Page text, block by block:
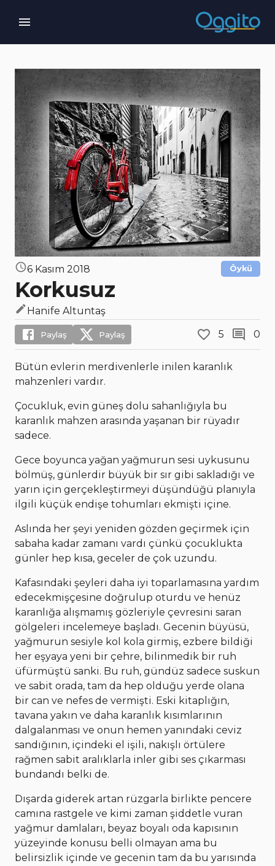
6 Kasım 2018 Öykü
Korkusuz
Hanife Altuntaş
Paylaş Paylaş 5 0
Bütün evlerin merdivenlerle inilen karanlık
mahzenleri vardır.
Çocukluk, evin güneş dolu sahanlığıyla bu
karanlık mahzen arasında yaşanan bir rüyadır
sadece.
Gece boyunca yağan yağmurun sesi uykusunu
bölmüş, günlerdir büyük bir sır gibi sakladığı ve
yarın için gerçekleştirmeyi düşündüğü planıyla
ilgili küçük endişe tohumları ekmişti içine.
Aslında her şeyi yeniden gözden geçirmek için
sabaha kadar zamanı vardı çünkü çocuklukta
günler hep kısa, geceler de çok uzundu.
Kafasındaki şeyleri daha iyi toparlamasına yardım
edecekmişçesine doğrulup oturdu ve henüz
karanlığa alışmamış gözleriyle çevresini saran
gölgeleri incelemeye başladı. Gecenin büyüsü,
yağmurun sesiyle kol kola girmiş, ezbere bildiği
her eşyaya yeni bir çehre, bilinmedik bir ruh
üfürmüştü sanki. Bu ruh, gündüz sadece suskun
ve sabit orada, tam da hep olduğu yerde olana
bir can ve nefes de vermişti. Eski kitaplığın,
tavana yakın ve daha karanlık kısımlarının
dalgalanması ve onun hemen yanındaki ceviz
sandığının, içindeki el işili, nakışlı örtülere
rağmen sabit aralıklarla inler gibi ses çıkarması
bundandı belki de.
Dışarda giderek artan rüzgarla birlikte pencere
camına rastgele ve kimi zaman şiddetle vuran
yağmur damlaları, beyaz boyalı oda kapısının
yüzeyinde konusu belli olmayan ama bu
belirsizlik içinde ve gecenin tam da bu yarısında